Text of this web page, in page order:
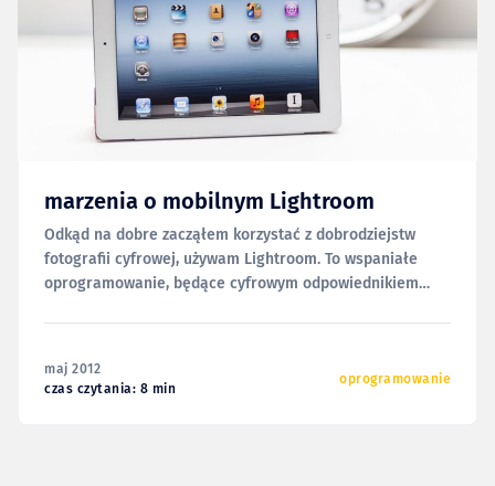
marzenia o mobilnym Lightroom
Odkąd na dobre zacząłem korzystać z dobrodziejstw
fotografii cyfrowej, używam Lightroom. To wspaniałe
oprogramowanie, będące cyfrowym odpowiednikiem
Gdybym jednak miał wskazać największą wadę
maj 2012
czas czytania: 8 min
oprogramowanie